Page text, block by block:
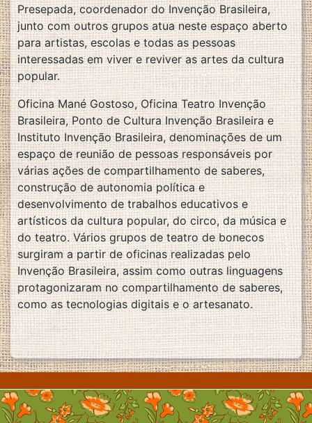
Presepada, coordenador do Invenção Brasileira,
junto com outros grupos atua neste espaço aberto
para artistas, escolas e todas as pessoas
interessadas em viver e reviver as artes da cultura
popular.
Oficina Mané Gostoso, Oficina Teatro Invenção
Brasileira, Ponto de Cultura Invenção Brasileira e
Instituto Invenção Brasileira, denominações de um
espaço de reunião de pessoas responsáveis por
várias ações de compartilhamento de saberes,
construção de autonomia política e
desenvolvimento de trabalhos educativos e
artísticos da cultura popular, do circo, da música e
do teatro. Vários grupos de teatro de bonecos
surgiram a partir de oficinas realizadas pelo
Invenção Brasileira, assim como outras linguagens
protagonizaram no compartilhamento de saberes,
como as tecnologias digitais e o artesanato.